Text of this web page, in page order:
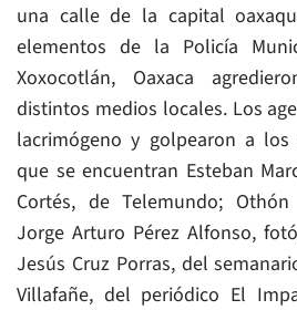
una calle de la capital
elementos de la Policía
Xoxocotlán, Oaxaca
distintos medios locales. Los
lacrimógeno y golpearon a
que se encuentran Esteban
Cortés, de Telemundo;
Jorge Arturo Pérez Alfonso,
Jesús Cruz Porras, del
Villafañe, del periódico El